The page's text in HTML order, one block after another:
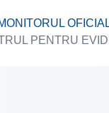
PENTRU